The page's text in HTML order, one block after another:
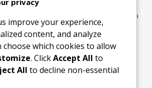
de marketing se crearon para los canales. La
obsoletos.
Buscar
improve your experience,
content, and analyze
choose which cookies to allow
. ClickAccept All to
All to decline non-essential